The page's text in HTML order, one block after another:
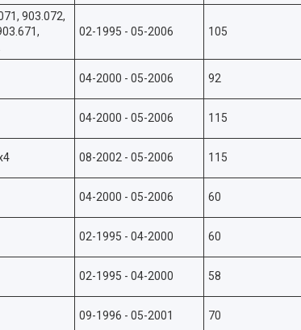
903.072,
02-1995 - 05-2006 105
04-2000 - 05-2006 92
04-2000 - 05-2006 115
08-2002 - 05-2006 115
04-2000 - 05-2006 60
02-1995 - 04-2000 60
02-1995 - 04-2000 58
09-1996 - 05-2001 70